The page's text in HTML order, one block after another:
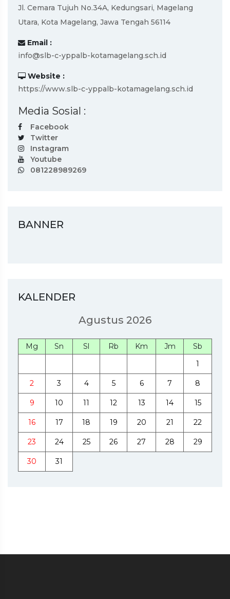
Jl. Cemara Tujuh No.34A, Kedungsari, Magelang
Utara, Kota Magelang, Jawa Tengah 56114
Email :
info@slb-c-yppalb-kotamagelang.sch.id
Website :
https://www.slb-c-yppalb-kotamagelang.sch.id
Media Sosial :
Facebook
Twitter
Instagram
Youtube
081228989269
BANNER
KALENDER
Agustus 2026
Mg Sn Sl Rb Km Jm
Sb
1
2 3 4 5 6 7 8
9 10 11 12 13 14 15
16 17 18 19 20 21 22
23 24 25 26 27 28 29
30 31